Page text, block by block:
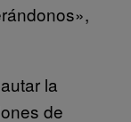
la
de